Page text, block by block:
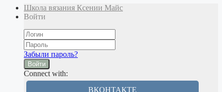
Школа вязания Ксении Майс
Войти
Забыли пароль?
Войти
Connect with:
ВКОНТАКТЕ